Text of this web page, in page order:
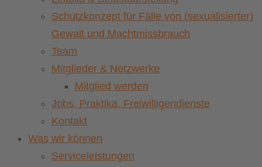
Schutzkonzept für Fälle von (sexualisierter)
Gewalt und Machtmissbrauch
Team
Mitglieder & Netzwerke
Mitglied werden
Jobs, Praktika, Freiwilligendienste
Kontakt
Was wir können
Serviceleistungen